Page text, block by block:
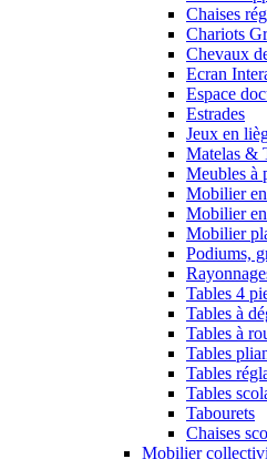
Chaises
Chariots
Chevaux
Ecran
Espace
Estrades
Jeux en
Matelas &
Meubles à
Mobilier
Mobilier
Mobilier
Podiums,
Tables 4
Tables à
Tables à
Tables
Tables
Tables
Tabourets
Chaises
Mobilier